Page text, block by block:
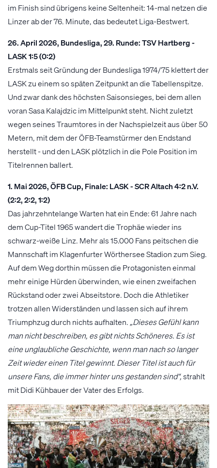
im Finish sind übrigens keine Seltenheit: 14-mal netzen die
Linzer ab der 76. Minute, das bedeutet Liga-Bestwert.
26. April 2026, Bundesliga, 29. Runde: TSV Hartberg -
LASK 1:5 (0:2)
Erstmals seit Gründung der Bundesliga 1974/75 klettert der
LASK zu einem so späten Zeitpunkt an die Tabellenspitze.
Und zwar dank des höchsten Saisonsieges, bei dem allen
voran Sasa Kalajdzic im Mittelpunkt steht. Nicht zuletzt
wegen seines Traumtores in der Nachspielzeit aus über 50
Metern, mit dem der ÖFB-Teamstürmer den Endstand
herstellt - und den LASK plötzlich in die Pole Position im
Titelrennen ballert.
1. Mai 2026, ÖFB Cup, Finale: LASK - SCR Altach 4:2 n.V.
(2:2, 2:2, 1:2)
Das jahrzehntelange Warten hat ein Ende: 61 Jahre nach
dem Cup-Titel 1965 wandert die Trophäe wieder ins
schwarz-weiße Linz. Mehr als 15.000 Fans peitschen die
Mannschaft im Klagenfurter Wörthersee Stadion zum Sieg.
Auf dem Weg dorthin müssen die Protagonisten einmal
mehr einige Hürden überwinden, wie einen zweifachen
Rückstand oder zwei Abseitstore. Doch die Athletiker
trotzen allen Widerständen und lassen sich auf ihrem
Triumphzug durch nichts aufhalten. „Dieses Gefühl kann
man nicht beschreiben, es gibt nichts Schöneres. Es ist
eine unglaubliche Geschichte, wenn man nach so langer
Zeit wieder einen Titel gewinnt. Dieser Titel ist auch für
unsere Fans, die immer hinter uns gestanden sind“,strahlt
mit Didi Kühbauer der Vater des Erfolgs.